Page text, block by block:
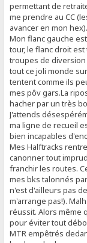
permettant de
me prendre au CC
avancer en mon hex).
Mon flanc gauche
tour, le flanc droit
troupes de
tout ce joli monde
tentent comme ils
mes pôv gars.La
hacher par un très
J'attends
ma ligne de recueil
bien incapables
Mes Halftracks
canonner tout
franchir les routes.
mes bks talonnés
n'est d'ailleurs pas
m'arrange pas!).
réussit. Alors même
pour éviter tout
MTR empêtrés